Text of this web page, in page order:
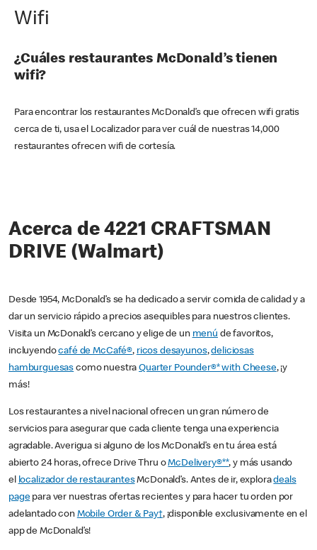
Wifi
¿Cuáles restaurantes McDonald’s tienen
wifi?
Para encontrar los restaurantes McDonald’s que ofrecen wifi gratis
cerca de ti, usa el Localizador para ver cuál de nuestras 14,000
restaurantes ofrecen wifi de cortesía.
Acerca de 4221 CRAFTSMAN
DRIVE (Walmart)
Desde 1954, McDonald’s se ha dedicado a servir comida de calidad y a
dar un servicio rápido a precios asequibles para nuestros clientes.
Visita un McDonald’s cercano y elige de un menú de favoritos,
incluyendocafé de McCafé®, ricos desayunos,deliciosas
hamburguesas como nuestraQuarter Pounder®* with Cheese, ¡y
más!
Los restaurantes a nivel nacional ofrecen un gran número de
servicios para asegurar que cada cliente tenga una experiencia
agradable. Averigua si alguno de los McDonald’s en tu área está
abierto 24 horas, ofrece Drive Thru oMcDelivery®**, y más usando
el localizador de restaurantesMcDonald’s. Antes de ir, exploradeals
pagepara ver nuestras ofertas recientes y para hacer tu orden por
adelantado con Mobile Order & Pay†, ¡disponible exclusivamente en el
app de McDonald’s!